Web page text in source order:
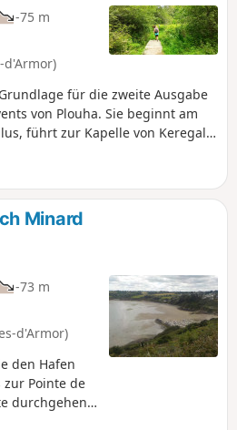
-75 m
d'Armor)
für die zweite Ausgabe
von Plouha. Sie beginnt am
führt zur Kapelle von Keregal
verläuft größtenteils im
Minard
-73 m
d'Armor)
den Hafen
Pointe de
durchgehend